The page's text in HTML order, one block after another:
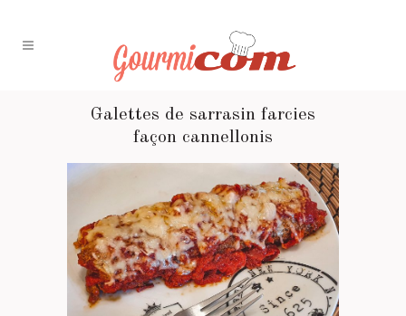
Galettes de sarrasin farcies
façon cannellonis